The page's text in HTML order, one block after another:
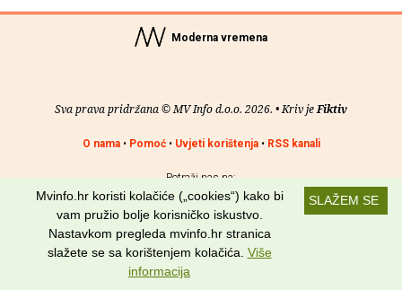
Moderna vremena
Sva prava pridržana © MV Info d.o.o. 2026. • Kriv jeFiktiv
O nama• Pomoć• Uvjeti korištenja• RSS kanali
Potraži nas na:
SLAŽEM SE
Mvinfo.hr koristi kolačiće („cookies“) kako bi
vam pružio bolje korisničko iskustvo.
Nastavkom pregleda mvinfo.hr stranica
slažete se sa korištenjem kolačića. Više
informacija